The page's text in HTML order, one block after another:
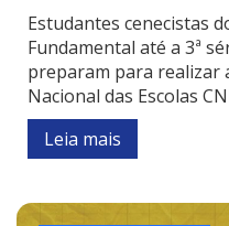
Estudantes cenecistas
Fundamental até a 3ª
preparam para realizar
Nacional das Escolas
Leia mais